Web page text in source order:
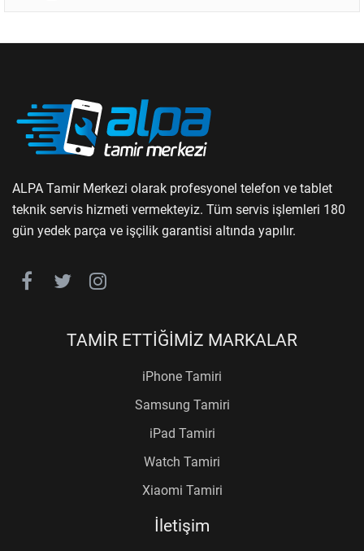
ALPA Tamir Merkezi olarak profesyonel telefon ve tablet
teknik servis hizmeti vermekteyiz. Tüm servis işlemleri 180
gün yedek parça ve işçilik garantisi altında yapılır.
TAMİR ETTİĞİMİZ MARKALAR
iPhone Tamiri
Samsung Tamiri
iPad Tamiri
Watch Tamiri
Xiaomi Tamiri
İletişim